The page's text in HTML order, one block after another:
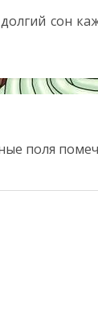
сон
поля